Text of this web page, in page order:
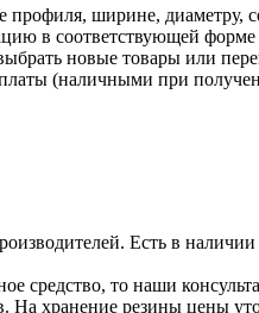
ширине, диаметру,
в соответствующей форме
новые товары или
(наличными при
Есть в
средство, то наши
На хранение резины цены